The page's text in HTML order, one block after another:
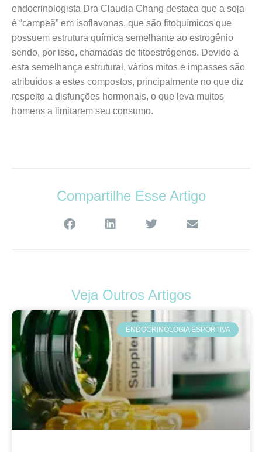
endocrinologista Dra Claudia Chang destaca que a soja
é “campeã” em isoflavonas, que são fitoquímicos que
possuem estrutura química semelhante ao estrogênio
sendo, por isso, chamadas de fitoestrógenos. Devido a
esta semelhança estrutural, vários mitos e impasses são
atribuídos a estes compostos, principalmente no que diz
respeito a disfunções hormonais, o que leva muitos
homens a limitarem seu consumo.
Compartilhe Esse Artigo
Veja Outros Artigos
ENDOCRINOLOGIA ESPORTIVA